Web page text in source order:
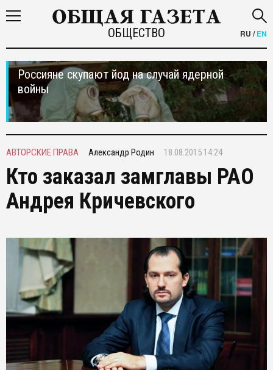
ОБЩЕСТВО RU /EN
Россияне скупают йод на случай ядерной
войны
АВТОРСКИЕ ПРАВА Александр Родин 18.08.2015 14:24
Кто заказал замглавы РАО
Андрея Кричевского